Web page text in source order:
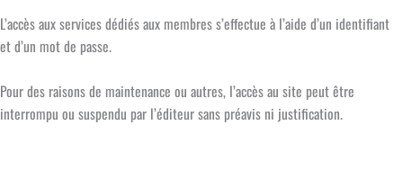
L’accès aux services dédiés aux membres s’effectue à l’aide d’un identifiant
et d’un mot de passe.
Pour des raisons de maintenance ou autres, l’accès au site peut être
interrompu ou suspendu par l’éditeur sans préavis ni justification.